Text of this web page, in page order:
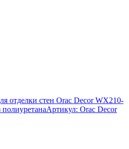
отделки стен Orac Decor WX210-
Артикул: Orac Decor